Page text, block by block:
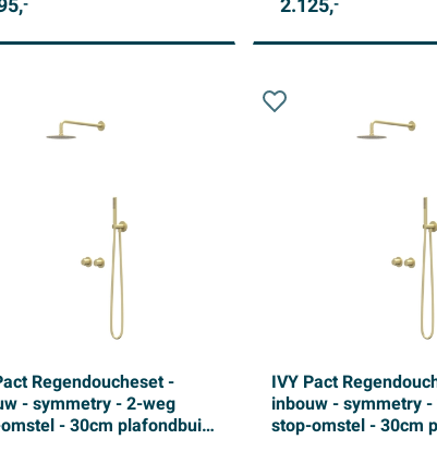
2.125,
Regendoucheset -
- symmetry - 2-weg
- 30cm plafondbuis
IVY Pact
inbouw - symmetry
stop-omstel - 30cm